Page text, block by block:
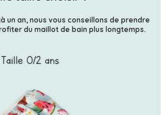
un an, nous vous conseillons de prendre
du maillot de bain plus longtemps.